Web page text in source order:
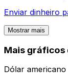
Enviar dinheiro
Mostrar mais
Mais gráficos
Dólar americano